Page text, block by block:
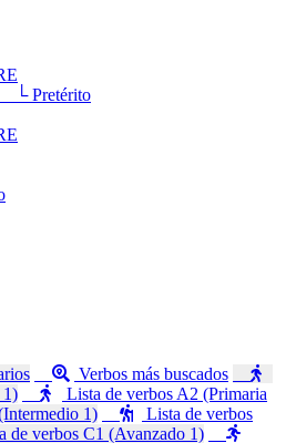
└ Pretérito
Verbos más buscados
1)
Lista de verbos A2 (Primaria
1)
Lista de verbos
de verbos C1 (Avanzado 1)